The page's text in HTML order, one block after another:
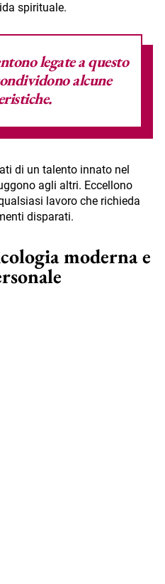
spirituale.
legate a questo
alcune
di un talento innato nel
agli altri. Eccellono
lavoro che richieda
disparati.
moderna e